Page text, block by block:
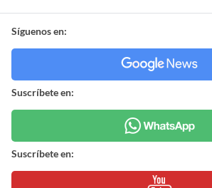
Síguenos en:
Suscríbete en:
Suscríbete en: